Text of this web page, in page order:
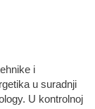
i
u suradnji
U kontrolnoj